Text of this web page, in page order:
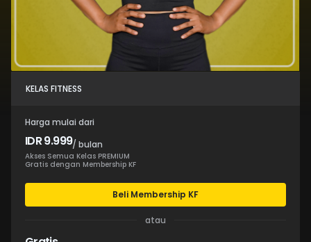
KELAS FITNESS
Harga mulai dari
IDR 9.999/ bulan
Akses Semua Kelas PREMIUM
Gratis dengan Membership KF
Beli Membership KF
atau